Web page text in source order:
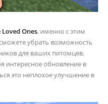
Loved Ones, именно с этим
убрать возможность
для ваших питомцев.
интересное обновление в
это неплохое улучшение в